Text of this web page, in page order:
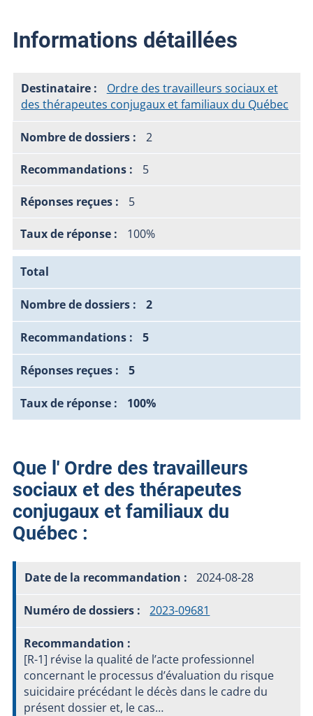
Informations détaillées
Ordre des travailleurs sociaux et
des thérapeutes conjugaux et familiaux du Québec
2
5
5
100%
Total
2
5
5
100%
Que l' Ordre des travailleurs
sociaux et des thérapeutes
conjugaux et familiaux du
Québec :
2024-08-28
2023-09681
[R-1] révise la qualité de l’acte professionnel
concernant le processus d’évaluation du risque
suicidaire précédant le décès dans le cadre du
présent dossier et, le cas…